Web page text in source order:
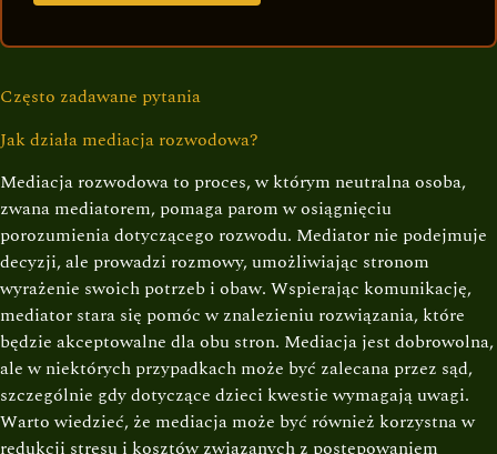
Często zadawane pytania
Jak działa mediacja rozwodowa?
Mediacja rozwodowa to proces, w którym neutralna osoba,
zwana mediatorem, pomaga parom w osiągnięciu
porozumienia dotyczącego rozwodu. Mediator nie podejmuje
decyzji, ale prowadzi rozmowy, umożliwiając stronom
wyrażenie swoich potrzeb i obaw. Wspierając komunikację,
mediator stara się pomóc w znalezieniu rozwiązania, które
będzie akceptowalne dla obu stron. Mediacja jest dobrowolna,
ale w niektórych przypadkach może być zalecana przez sąd,
szczególnie gdy dotyczące dzieci kwestie wymagają uwagi.
Warto wiedzieć, że mediacja może być również korzystna w